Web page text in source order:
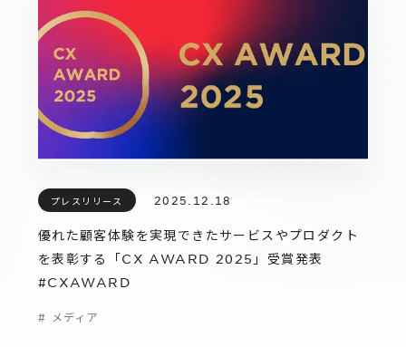
グループ会社
RightTouch
エモーションテック
Codatum
CloudFit
IRニュース
経営情報
財務ハイライト
IRライブラリ
株式情報
採用情報
中途採用
新卒採用
お問い合わせ
プレスリリース 2025.12.18
優れた顧客体験を実現できたサービスやプロダクト
を表彰する「CX AWARD 2025」受賞発表
#CXAWARD
# メディア